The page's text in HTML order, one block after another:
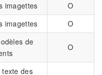
imagettes
O
imagettes
O
de
O
texte des